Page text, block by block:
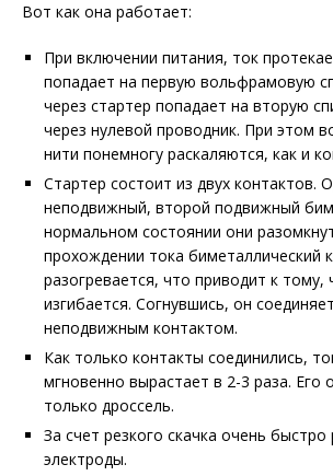
Вот как она работает:
При включении питания, ток
попадает на первую вольфрамовую
через стартер попадает на вторую
через нулевой проводник. При этом
нити понемногу раскаляются, как и
Стартер состоит из двух контактов.
неподвижный, второй подвижный
нормальном состоянии они
прохождении тока биметаллический
разогревается, что приводит к тому,
изгибается. Согнувшись, он
неподвижным контактом.
Как только контакты соединились,
мгновенно вырастает в 2-3 раза. Его
только дроссель.
За счет резкого скачка очень быстро
электроды.